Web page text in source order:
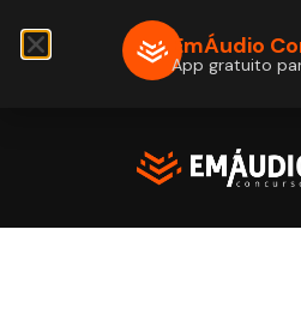
EmÁudio
App gratuito